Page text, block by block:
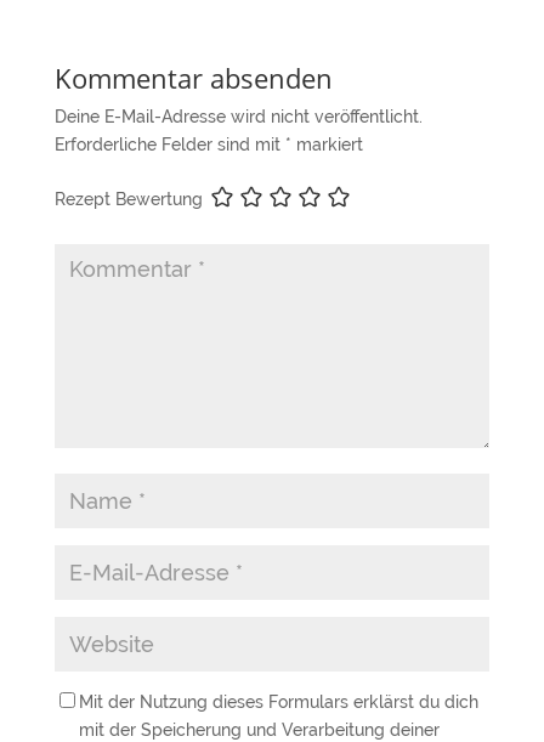
Kommentar absenden
Deine E-Mail-Adresse wird nicht veröffentlicht.
Erforderliche Felder sind mit * markiert
Rezept Bewertung
Mit der Nutzung dieses Formulars erklärst du dich
mit der Speicherung und Verarbeitung deiner